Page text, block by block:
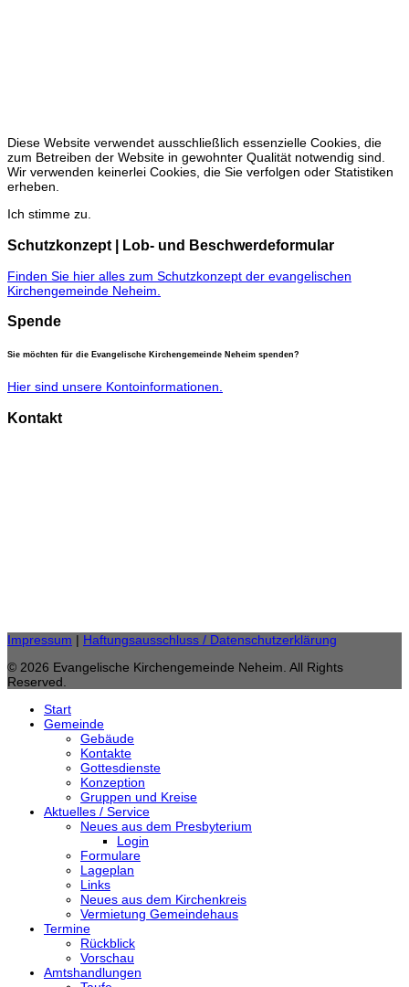
Diese Website verwendet ausschließlich essenzielle Cookies, die
zum Betreiben der Website in gewohnter Qualität notwendig sind.
Wir verwenden keinerlei Cookies, die Sie verfolgen oder Statistiken
erheben.
Ich stimme zu.
Schutzkonzept | Lob- und Beschwerdeformular
Finden Sie hier alles zum Schutzkonzept der evangelischen
Kirchengemeinde Neheim.
Spende
Sie möchten für die Evangelische Kirchengemeinde Neheim spenden?
Hier sind unsere Kontoinformationen.
Kontakt
Impressum | Haftungsausschluss / Datenschutzerklärung
© 2026 Evangelische Kirchengemeinde Neheim. All Rights
Reserved.
Start
Gemeinde
Gebäude
Kontakte
Gottesdienste
Konzeption
Gruppen und Kreise
Aktuelles / Service
Neues aus dem Presbyterium
Login
Formulare
Lageplan
Links
Neues aus dem Kirchenkreis
Vermietung Gemeindehaus
Termine
Rückblick
Vorschau
Amtshandlungen